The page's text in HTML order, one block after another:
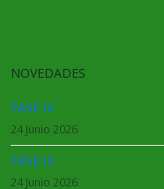
NOVEDADES
FASE IV
24 Junio 2026
FASE III
24 Junio 2026